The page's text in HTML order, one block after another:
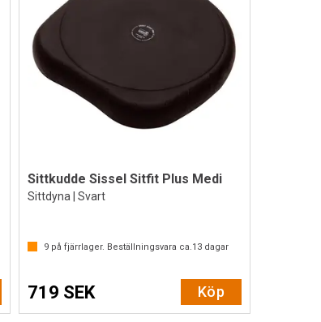
Sittkudde Sissel Sitfit Plus Medi
Sittdyna | Svart
9 på fjärrlager. Beställningsvara ca.13 dagar
719 SEK Köp